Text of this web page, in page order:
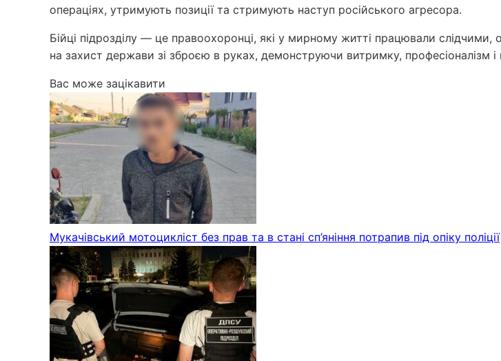
операціях, утримують позиції та стримують наступ російського агресора.
Бійці підрозділу — це правоохоронці, які у мирному житті працювали
на захист держави зі зброєю в руках, демонструючи витримку, професіоналізм і
Вас може зацікавити
Мукачівський мотоцикліст без прав та в стані сп’яніння потрапив під опіку поліції